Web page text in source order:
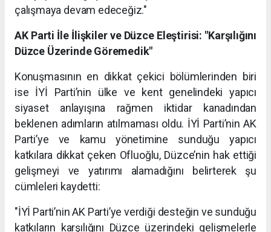
çalışmaya devam edeceğiz."
AK Parti İle İlişkiler ve Düzce Eleştirisi: "Karşılığını
Düzce Üzerinde Göremedik"
Konuşmasının en dikkat çekici bölümlerinden biri
ise İYİ Parti’nin ülke ve kent genelindeki yapıcı
siyaset anlayışına rağmen iktidar kanadından
beklenen adımların atılmaması oldu. İYİ Parti’nin AK
Parti’ye ve kamu yönetimine sunduğu yapıcı
katkılara dikkat çeken Ofluoğlu, Düzce’nin hak ettiği
gelişmeyi ve yatırımı alamadığını belirterek şu
cümleleri kaydetti:
"İYİ Parti’nin AK Parti’ye verdiği desteğin ve sunduğu
katkıların karşılığını Düzce üzerindeki gelişmelerle